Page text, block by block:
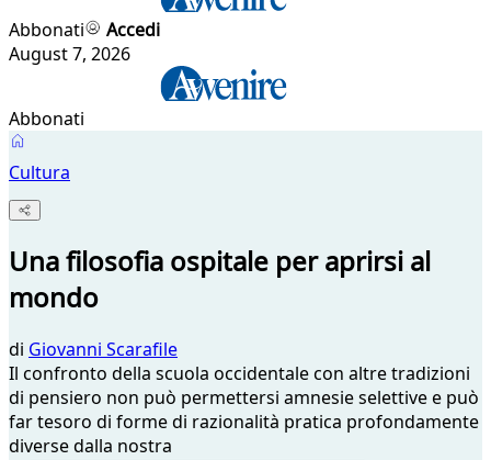
Abbonati
Accedi
August 7, 2026
Abbonati
Cultura
Una filosofia ospitale per aprirsi al
mondo
di Giovanni Scarafile
Il confronto della scuola occidentale con altre tradizioni
di pensiero non può permettersi amnesie selettive e può
far tesoro di forme di razionalità pratica profondamente
diverse dalla nostra